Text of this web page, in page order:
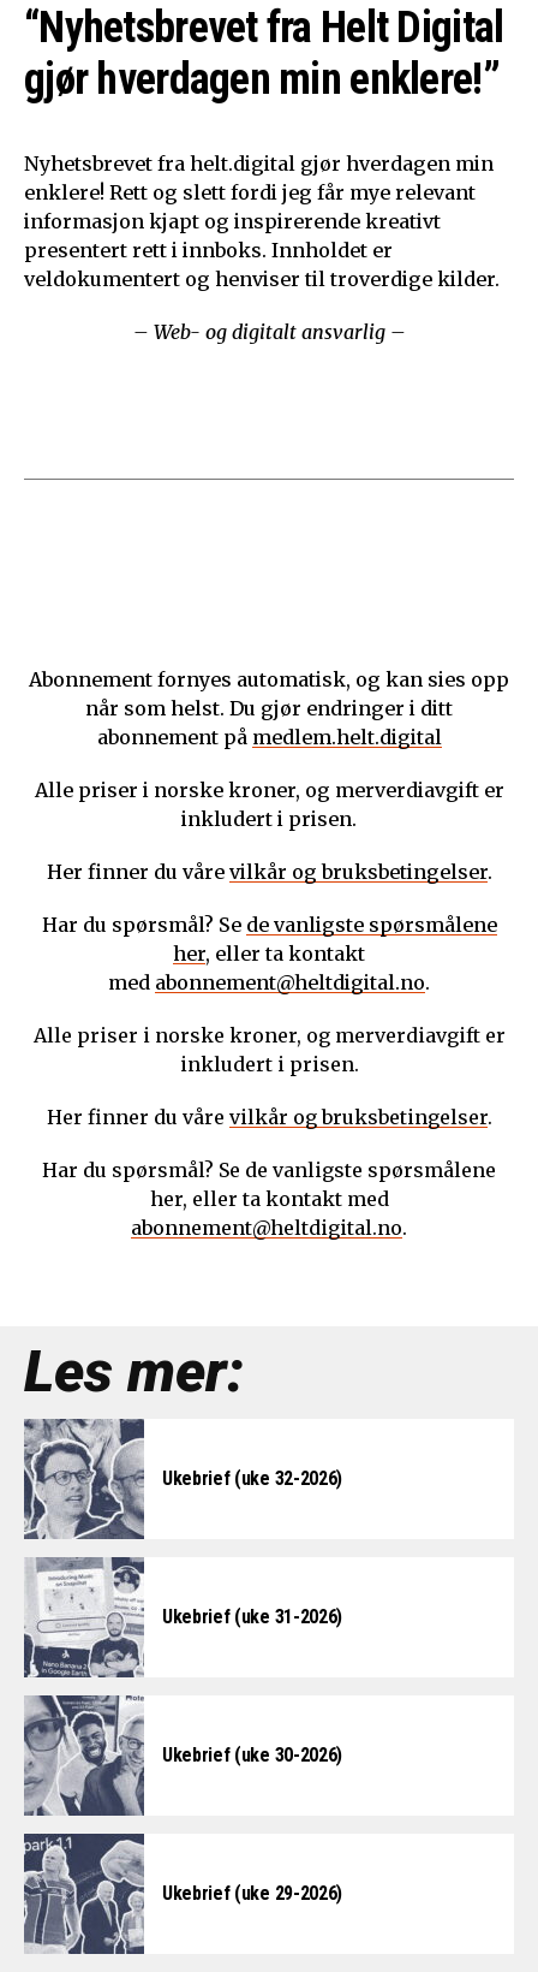
“Nyhetsbrevet fra Helt Digital
gjør hverdagen min enklere!”
Nyhetsbrevet fra helt.digital gjør hverdagen min
enklere! Rett og slett fordi jeg får mye relevant
informasjon kjapt og inspirerende kreativt
presentert rett i innboks. Innholdet er
veldokumentert og henviser til troverdige kilder.
– Web- og digitalt ansvarlig –
Abonnement fornyes automatisk, og kan sies opp
når som helst. Du gjør endringer i ditt
abonnement på medlem.helt.digital
Alle priser i norske kroner, og merverdiavgift er
inkludert i prisen.
Her finner du våre vilkår og bruksbetingelser.
Har du spørsmål? Se de vanligste spørsmålene
her, eller ta kontakt
med abonnement@heltdigital.no.
Alle priser i norske kroner, og merverdiavgift er
inkludert i prisen.
Her finner du våre vilkår og bruksbetingelser.
Har du spørsmål? Se de vanligste spørsmålene
her, eller ta kontakt med
abonnement@heltdigital.no.
Les mer:
Ukebrief (uke 32-2026)
Ukebrief (uke 31-2026)
Ukebrief (uke 30-2026)
Ukebrief (uke 29-2026)